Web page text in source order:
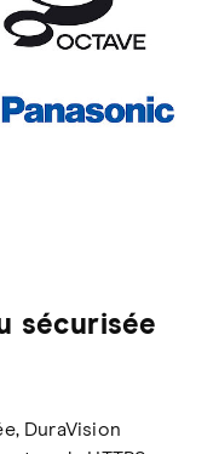
sécurisée
DuraVision